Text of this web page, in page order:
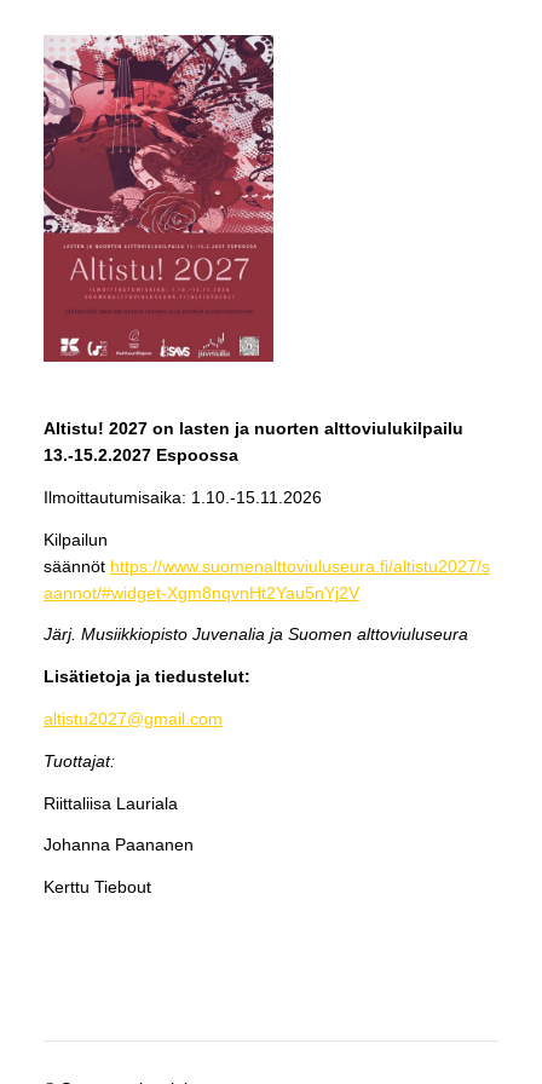
Altistu! 2027 on lasten ja nuorten alttoviulukilpailu
13.-15.2.2027 Espoossa
Ilmoittautumisaika: 1.10.-15.11.2026
Kilpailun
säännöt https://www.suomenalttoviuluseura.fi/altistu2027/s
aannot/#widget-Xgm8nqvnHt2Yau5nYj2V
Järj. Musiikkiopisto Juvenalia ja Suomen alttoviuluseura
Lisätietoja ja tiedustelut:
altistu2027@gmail.com
Tuottajat:
Riittaliisa Lauriala
Johanna Paananen
Kerttu Tiebout